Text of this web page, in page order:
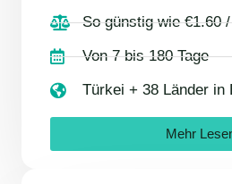
So günstig wie €1.60
Von 7 bis 180 Tage
Türkei + 38 Länder in
Mehr